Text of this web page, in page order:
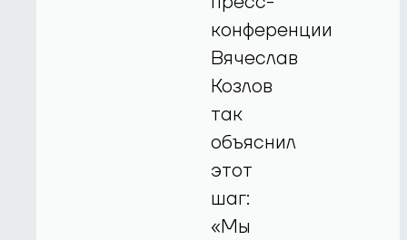
конференции
Вячеслав
Козлов
так
объяснил
этот
шаг:
«Мы